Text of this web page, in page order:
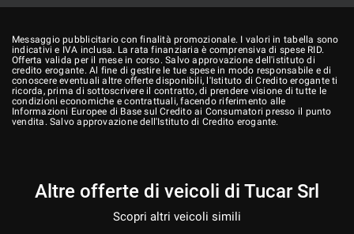
Messaggio pubblicitario con finalità promozionale. I valori in tabella sono
indicativi e IVA inclusa. La rata finanziaria è comprensiva di spese RID.
Offerta valida per il mese in corso. Salvo approvazione dell'istituto di
credito erogante. Al fine di gestire le tue spese in modo responsabile e di
conoscere eventuali altre offerte disponibili, l'Istituto di Credito erogante ti
ricorda, prima di sottoscrivere il contratto, di prendere visione di tutte le
condizioni economiche e contrattuali, facendo riferimento alle
Informazioni Europee di Base sul Credito ai Consumatori presso il punto
vendita. Salvo approvazione dell'Istituto di Credito erogante.
Altre offerte di veicoli di Tucar Srl
Scopri altri veicoli simili